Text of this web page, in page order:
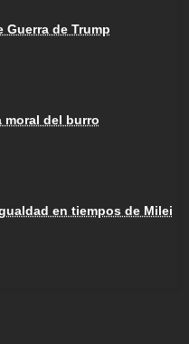
Guerra de Trump
moral del burro
en tiempos de Milei